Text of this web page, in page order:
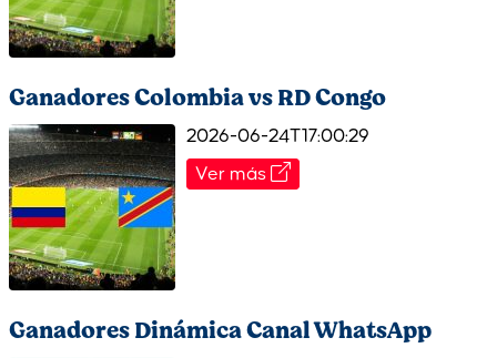
Ganadores Colombia vs RD Congo
2026-06-24T17:00:29
Ver más
Ganadores Dinámica Canal WhatsApp